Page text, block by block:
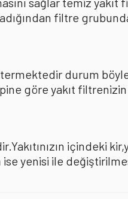
filtre
durum
göre yakıt
içindeki
yenisi ile